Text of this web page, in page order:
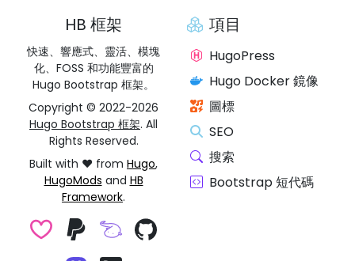
HB 框架
快速、響應式、靈活、模塊
化、FOSS 和功能豐富的
Hugo Bootstrap 框架。
Copyright © 2022-2026
Hugo Bootstrap 框架. All
Rights Reserved.
Built with ❤️ from Hugo,
HugoMods and HB
Framework.
項目
HugoPress
Hugo Docker 鏡像
圖標
SEO
搜索
Bootstrap 短代碼